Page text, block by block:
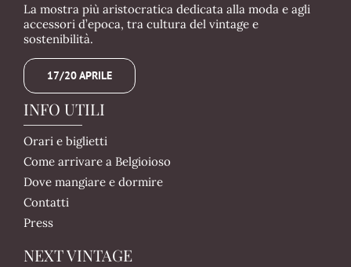
La mostra più aristocratica dedicata alla moda e agli
accessori d’epoca, tra cultura del vintage e
sostenibilità.
17/20 APRILE
INFO UTILI
Orari e biglietti
Come arrivare a Belgioioso
Dove mangiare e dormire
Contatti
Press
NEXT VINTAGE